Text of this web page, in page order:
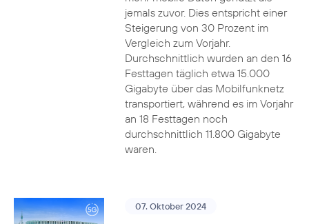
jemals zuvor. Dies entspricht einer
Steigerung von 30 Prozent im
Vergleich zum Vorjahr.
Durchschnittlich wurden an den 16
Festtagen täglich etwa 15.000
Gigabyte über das Mobilfunknetz
transportiert, während es im Vorjahr
an 18 Festtagen noch
durchschnittlich 11.800 Gigabyte
waren.
07. Oktober 2024